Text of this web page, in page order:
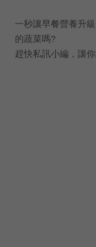
一秒讓早餐營養升
的蔬菜嗎?
趕快私訊小編，讓